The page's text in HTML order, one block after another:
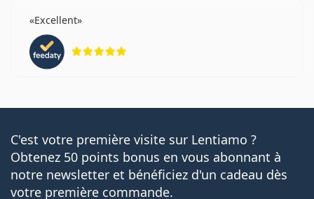
Excellent
C'est votre première visite sur Lentiamo ?
Obtenez 50 points bonus en vous abonnant à
notre newsletter et bénéficiez d'un cadeau dès
votre première commande.